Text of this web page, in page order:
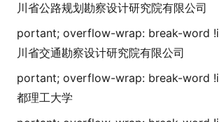
川省公路规划勘察设计研究院有限公司
portant; overflow-wrap: break-word !i
川省交通勘察设计研究院有限公司
portant; overflow-wrap: break-word !i
都理工大学